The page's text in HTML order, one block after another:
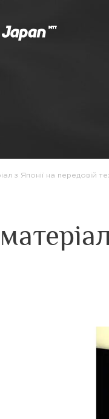
з Японії на передовій